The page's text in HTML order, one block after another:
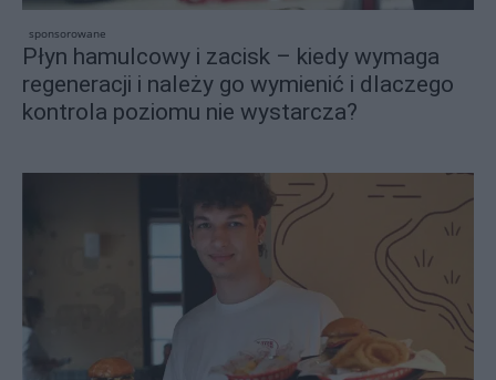
sponsorowane
Płyn hamulcowy i zacisk – kiedy wymaga
regeneracji i należy go wymienić i dlaczego
kontrola poziomu nie wystarcza?